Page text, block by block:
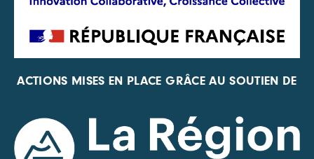
ACTIONS MISES EN PLACE GRÂCE AU SOUTIEN DE